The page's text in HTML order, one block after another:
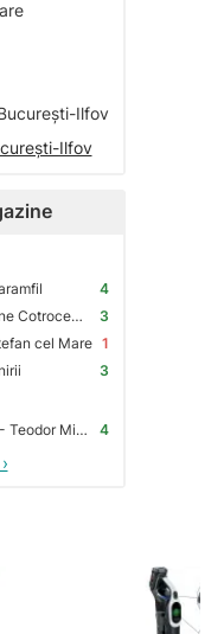
Ilfov
Ilfov
4
Premium Store Bucuresti - One Cotroceni Park
3
cel Mare 1
3
Premium Store Cluj-Napoca - Teodor Mihali 4